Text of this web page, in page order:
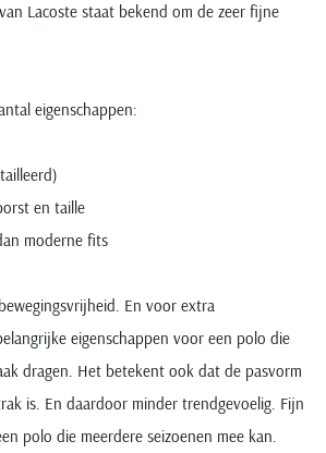
Lacoste staat bekend om de zeer fijne
eigenschappen:
en taille
moderne fits
En voor extra
eigenschappen voor een polo die
dragen. Het betekent ook dat de pasvorm
is. En daardoor minder trendgevoelig. Fijn
polo die meerdere seizoenen mee kan.